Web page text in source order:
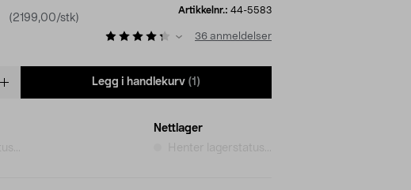
(2199,00/stk)
Artikkelnr.: 44-5583
36 anmeldelser
Legg i handlekurv (1)
Nettlager
Henter lagerstatus...